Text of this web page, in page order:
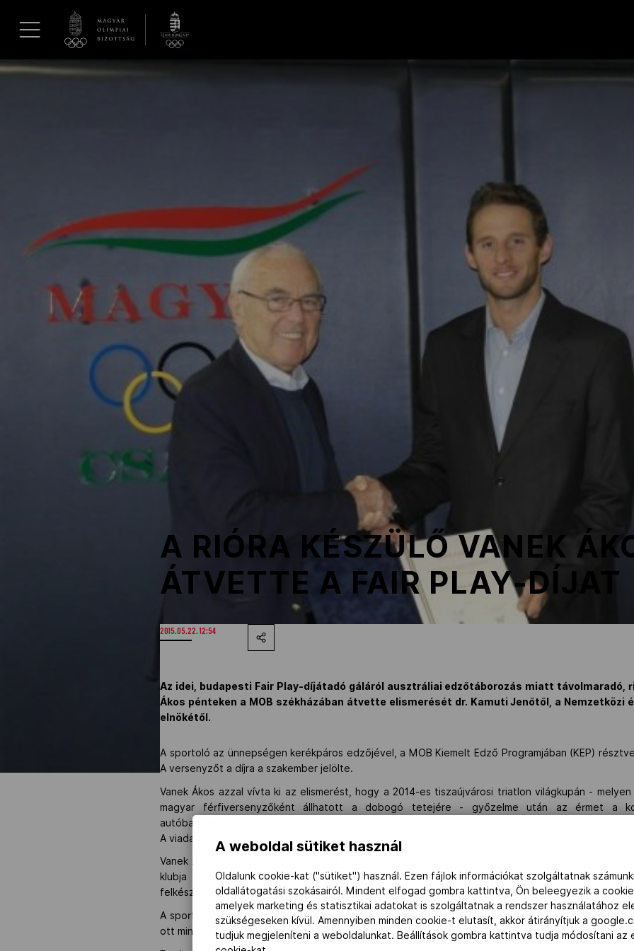
Los Angeles 2028
Kettőskarrier-program
NOB
Társszervezetek
A RIÓRA KÉSZÜLŐ VANEK
ÁTVETTE A FAIR PLAY-DÍJAT
2015.05.22. 12:54
Az idei, budapesti Fair Play-díjátadó gáláról ausztráliai edzőtáborozás miatt távolmaradó,
Ákos pénteken a MOB székházában átvette elismerését dr. Kamuti Jenőtől, a Nemzetközi
elnökétől.
A sportoló az ünnepségen kerékpáros edzőjével, a MOB Kiemelt Edző Programjában (KEP)
A versenyzőt a díjra a szakember jelölte.
Vanek Ákos azzal vívta ki az elismerést, hogy a 2014-es tiszaújvárosi triatlon világkupán -
magyar férfiversenyzőként állhatott a dobogó tetejére - győzelme után az érmet a
autóbalesetéből lassan felépülő Benedek Lászlónak, a győzelmét pedig az autóbalesetben
A viadal szervezése a Márkus családhoz kötődik, ezért sportemberi gesztusértékű a cselekedet.
Vanek Ákos - akinek testvére, Margit szintén kiváló triatlonista - öt évig az FTC-ben úszott,
klubja a Budaörsi TC. Pócsföldi Ottóval 14 éve készül közösen, futóedzéseit Zemen
felkészülését Pozsgai Gábor irányítja.
A sportoló többhetes ausztráliai edzőtáborból érkezett haza Magyarországra, kiemelt célja a riói
ott minél jobb eredményt elérni.
A weboldal sütiket használ
Oldalunk cookie-kat ("sütiket") használ. Ezen fájlok információkat szolgáltatnak
oldallátogatási szokásairól. Mindent elfogad gombra kattintva, Ön beleegyezik a
amelyek marketing és statisztikai adatokat is szolgáltatnak a rendszer használatához
szükségeseken kívül. Amennyiben minden cookie-t elutasít, akkor átirányítjuk a
tudjuk megjeleníteni a weboldalunkat. Beállítások gombra kattintva tudja módosítani